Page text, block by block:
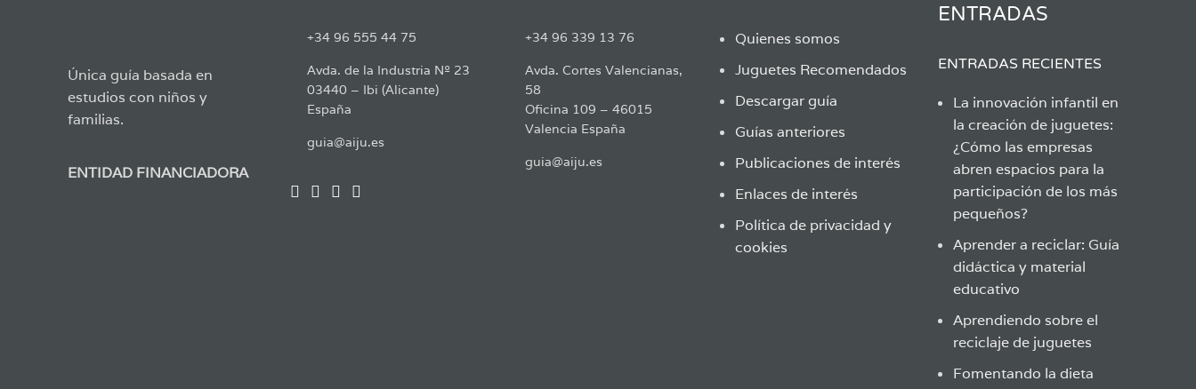
Única guía basada en
estudios con niños y
familias.
ENTIDAD FINANCIADORA
+34 96 555 44 75
Avda. de la Industria Nº 23
03440 – Ibi (Alicante)
España
guia@aiju.es
+34 96 339 13 76
Avda. Cortes Valencianas,
58
Oficina 109 – 46015
Valencia España
guia@aiju.es
Quienes somos
Juguetes Recomendados
Descargar guía
Guías anteriores
Publicaciones de interés
Enlaces de interés
Política de privacidad y
cookies
ENTRADAS
ENTRADAS RECIENTES
La innovación infantil en
la creación de juguetes:
¿Cómo las empresas
abren espacios para la
participación de los más
pequeños?
Aprender a reciclar: Guía
didáctica y material
educativo
Aprendiendo sobre el
reciclaje de juguetes
Fomentando la dieta